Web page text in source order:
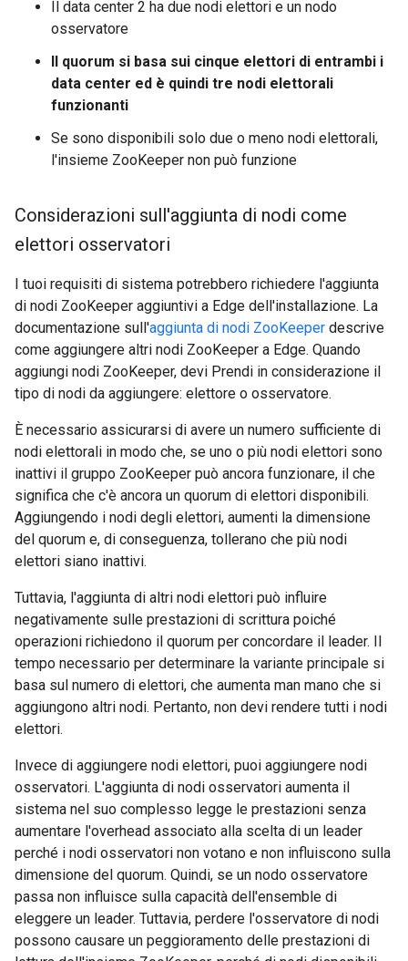
Il data center 2 ha due nodi elettori e un nodo
osservatore
Il quorum si basa sui cinque elettori di entrambi i
data center ed è quindi tre nodi elettorali
funzionanti
Se sono disponibili solo due o meno nodi elettorali,
l'insieme ZooKeeper non può funzione
Considerazioni sull'aggiunta di nodi come
elettori osservatori
I tuoi requisiti di sistema potrebbero richiedere l'aggiunta
di nodi ZooKeeper aggiuntivi a Edge dell'installazione. La
documentazione sull'aggiunta di nodi ZooKeeper descrive
come aggiungere altri nodi ZooKeeper a Edge. Quando
aggiungi nodi ZooKeeper, devi Prendi in considerazione il
tipo di nodi da aggiungere: elettore o osservatore.
È necessario assicurarsi di avere un numero sufficiente di
nodi elettorali in modo che, se uno o più nodi elettori sono
inattivi il gruppo ZooKeeper può ancora funzionare, il che
significa che c'è ancora un quorum di elettori disponibili.
Aggiungendo i nodi degli elettori, aumenti la dimensione
del quorum e, di conseguenza, tollerano che più nodi
elettori siano inattivi.
Tuttavia, l'aggiunta di altri nodi elettori può influire
negativamente sulle prestazioni di scrittura poiché
operazioni richiedono il quorum per concordare il leader. Il
tempo necessario per determinare la variante principale si
basa sul numero di elettori, che aumenta man mano che si
aggiungono altri nodi. Pertanto, non devi rendere tutti i nodi
elettori.
Invece di aggiungere nodi elettori, puoi aggiungere nodi
osservatori. L'aggiunta di nodi osservatori aumenta il
sistema nel suo complesso legge le prestazioni senza
aumentare l'overhead associato alla scelta di un leader
perché i nodi osservatori non votano e non influiscono sulla
dimensione del quorum. Quindi, se un nodo osservatore
passa non influisce sulla capacità dell'ensemble di
eleggere un leader. Tuttavia, perdere l'osservatore di nodi
possono causare un peggioramento delle prestazioni di